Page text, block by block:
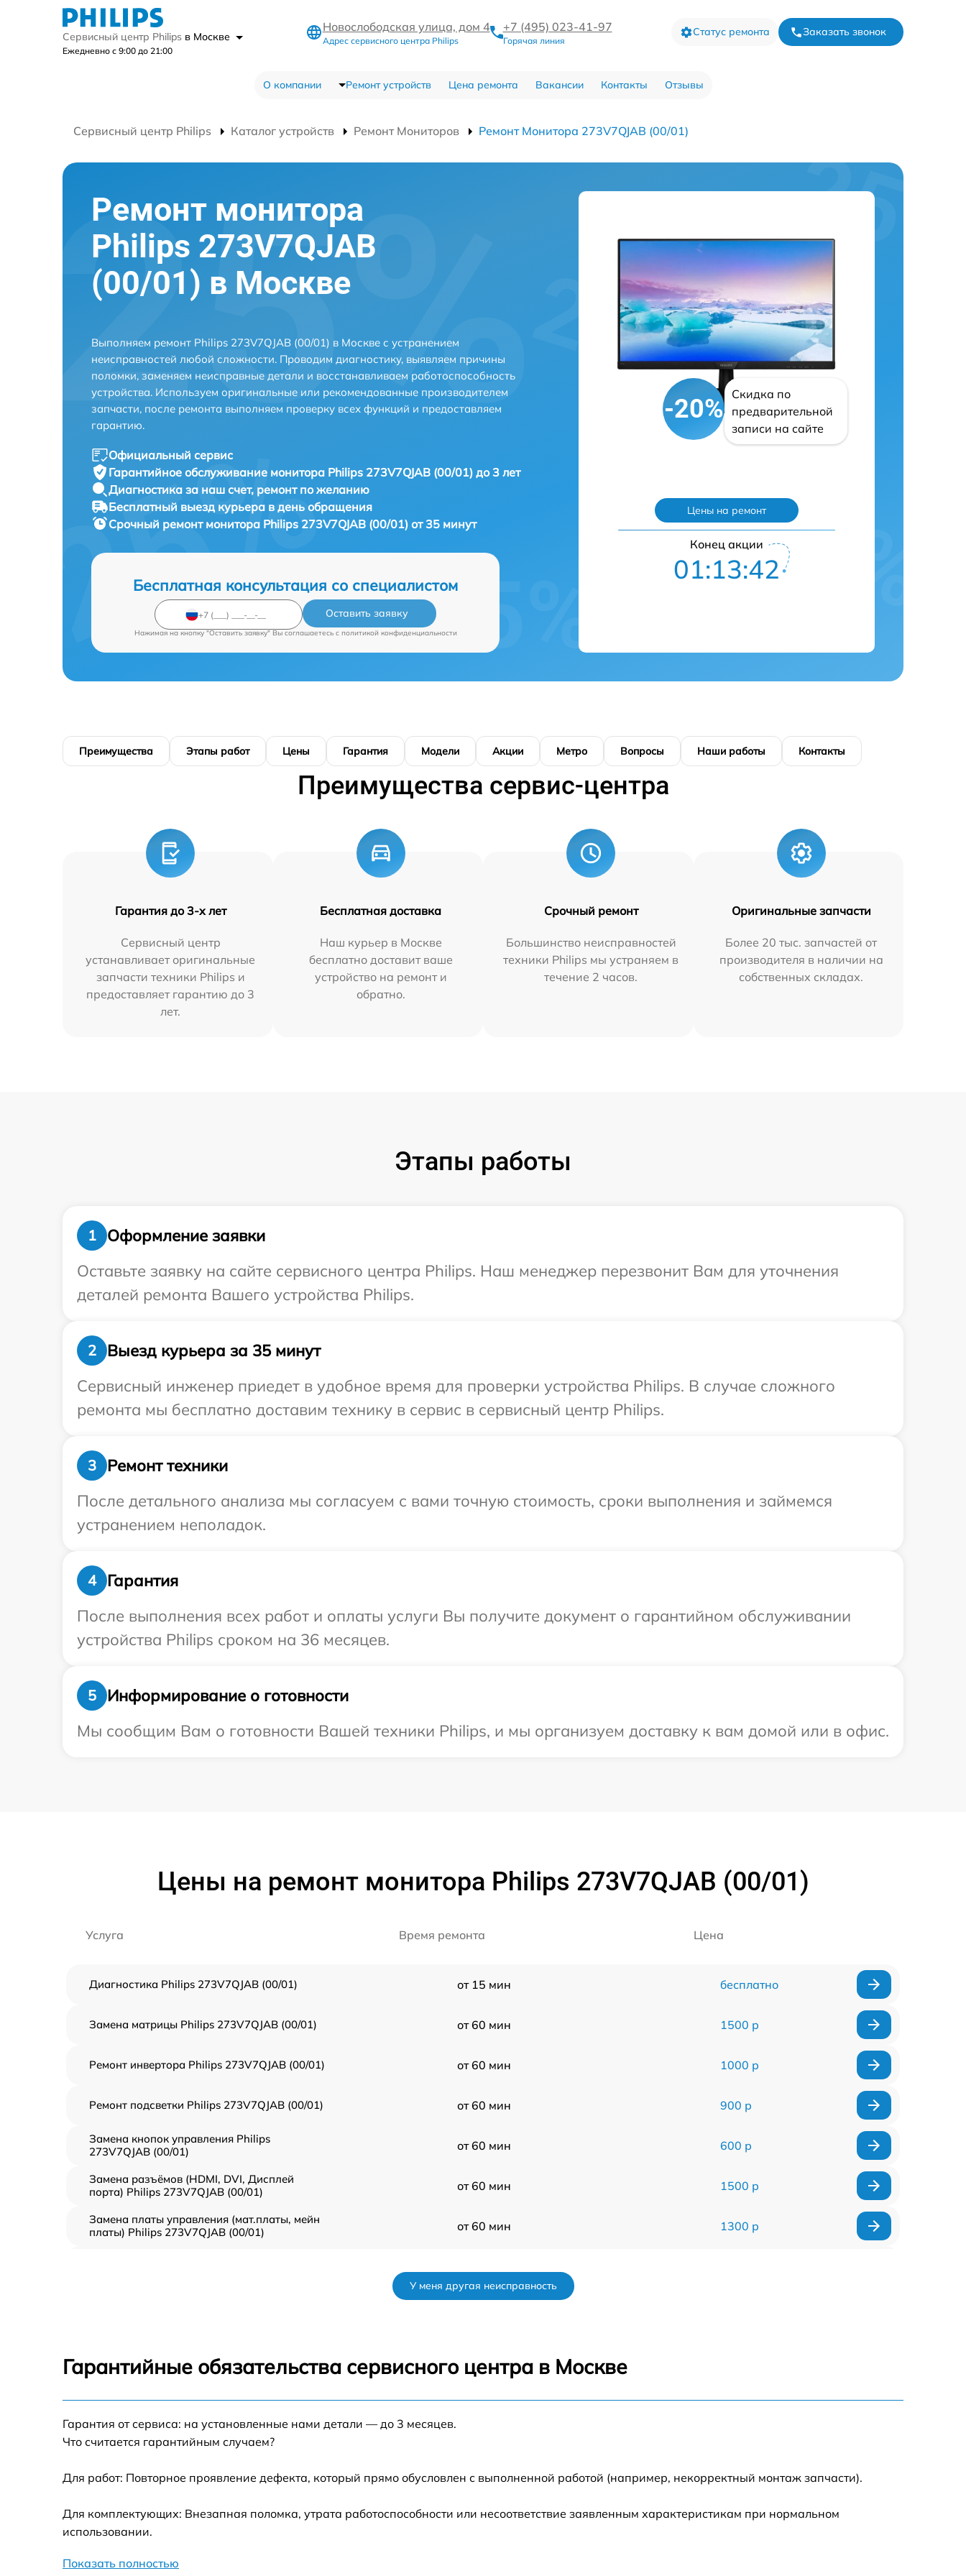
Сервисный центр Philips в Москве
Ежедневно с 9:00 до 21:00
Новослободская улица, дом 4
Адрес сервисного центра Philips
+7 (495) 023-41-97
Горячая линия
Статус ремонта Заказать звонок
О компании Ремонт устройств Цена ремонта Вакансии Контакты Отзывы
Сервисный центр Philips Каталог устройств Ремонт Мониторов Ремонт Монитора 273V7QJAB (00/01)
Ремонт монитора
Philips 273V7QJAB
(00/01) в Москве
Выполняем ремонт Philips 273V7QJAB (00/01) в Москве с устранением
неисправностей любой сложности. Проводим диагностику, выявляем причины
поломки, заменяем неисправные детали и восстанавливаем работоспособность
устройства. Используем оригинальные или рекомендованные производителем
запчасти, после ремонта выполняем проверку всех функций и предоставляем
гарантию.
Официальный сервис
Гарантийное обслуживание монитора Philips 273V7QJAB (00/01) до 3 лет
Диагностика за наш счет, ремонт по желанию
Бесплатный выезд курьера в день обращения
Срочный ремонт монитора Philips 273V7QJAB (00/01) от 35 минут
Бесплатная консультация со специалистом
Оставить заявку
Нажимая на кнопку "Оставить заявку" Вы соглашаетесь c политикой конфиденциальности
-20%
Скидка по
предварительной
записи на сайте
Цены на ремонт
Конец акции
01:13:41
Преимущества Этапы работ Цены Гарантия Модели Акции Метро Вопросы Наши работы Контакты
Преимущества сервис-центра
Гарантия до 3-х лет
Сервисный центр
устанавливает оригинальные
запчасти техники Philips и
предоставляет гарантию до 3
лет.
Бесплатная доставка
Наш курьер в Москве
бесплатно доставит ваше
устройство на ремонт и
обратно.
Срочный ремонт
Большинство неисправностей
техники Philips мы устраняем в
течение 2 часов.
Оригинальные запчасти
Более 20 тыс. запчастей от
производителя в наличии на
собственных складах.
Этапы работы
1
Оформление заявки
Оставьте заявку на сайте сервисного центра Philips. Наш менеджер перезвонит Вам для уточнения
деталей ремонта Вашего устройства Philips.
2
Выезд курьера за 35 минут
Сервисный инженер приедет в удобное время для проверки устройства Philips. В случае сложного
ремонта мы бесплатно доставим технику в сервис в сервисный центр Philips.
3
Ремонт техники
После детального анализа мы согласуем с вами точную стоимость, сроки выполнения и займемся
устранением неполадок.
4
Гарантия
После выполнения всех работ и оплаты услуги Вы получите документ о гарантийном обслуживании
устройства Philips сроком на 36 месяцев.
5
Информирование о готовности
Мы сообщим Вам о готовности Вашей техники Philips, и мы организуем доставку к вам домой или в офис.
Цены на ремонт монитора Philips 273V7QJAB (00/01)
Услуга Время ремонта Цена
Диагностика Philips 273V7QJAB (00/01) от 15 мин бесплатно
Замена матрицы Philips 273V7QJAB (00/01) от 60 мин 1500 р
Ремонт инвертора Philips 273V7QJAB (00/01) от 60 мин 1000 р
Ремонт подсветки Philips 273V7QJAB (00/01) от 60 мин 900 р
Замена кнопок управления Philips
273V7QJAB (00/01)
от 60 мин 600 р
Замена разъёмов (HDMI, DVI, Дисплей
порта) Philips 273V7QJAB (00/01)
от 60 мин 1500 р
Замена платы управления (мат.платы, мейн
платы) Philips 273V7QJAB (00/01)
от 60 мин 1300 р
Замена блока питания Philips 273V7QJAB
(00/01)
273V7QJAB (00/01)
У меня другая неисправность
Гарантийные обязательства сервисного центра в Москве
Гарантия от сервиса: на установленные нами детали — до 3 месяцев.
Что считается гарантийным случаем?
Для работ: Повторное проявление дефекта, который прямо обусловлен с выполненной работой (например, некорректный монтаж запчасти).
Для комплектующих: Внезапная поломка, утрата работоспособности или несоответствие заявленным характеристикам при нормальном
использовании.
Показать полностью